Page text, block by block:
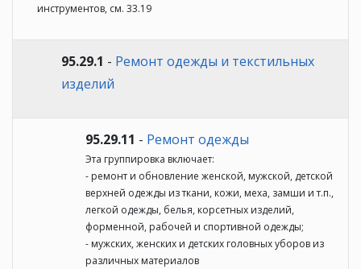
инструментов, см. 33.19
95.29.1 - Ремонт одежды и текстильных
изделий
95.29.11 - Ремонт одежды
Эта группировка включает:
- ремонт и обновление женской, мужской, детской
верхней одежды из ткани, кожи, меха, замши и т.п.,
легкой одежды, белья, корсетных изделий,
форменной, рабочей и спортивной одежды;
- мужских, женских и детских головных уборов из
различных материалов